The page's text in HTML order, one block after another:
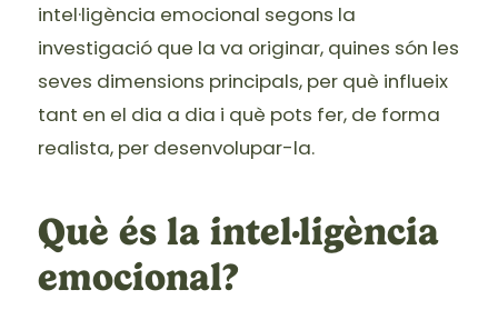
intel·ligència emocional segons la
investigació que la va originar, quines són les
seves dimensions principals, per què influeix
tant en el dia a dia i què pots fer, de forma
realista, per desenvolupar-la.
Què és la intel·ligència
emocional?